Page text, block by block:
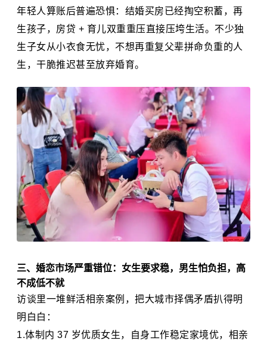
年轻人算账后普遍恐惧：结婚买房已经掏空积蓄，再
生孩子，房贷 + 育儿双重重压直接压垮生活。不少独
生子女从小衣食无忧，不想再重复父辈拼命负重的人
生，干脆推迟甚至放弃婚育。
三、婚恋市场严重错位：女生要求稳，男生怕负担，高
不成低不就
访谈里一堆鲜活相亲案例，把大城市择偶矛盾扒得明
明白白：
体制内 37 岁优质女生，自身工作稳定家境优，相亲